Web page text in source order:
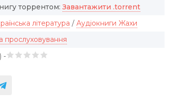
торрентом: Завантажити .torrent
література / Аудіокниги Жахи
прослуховування
-